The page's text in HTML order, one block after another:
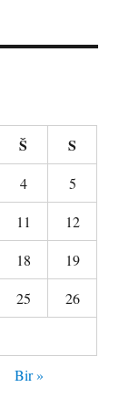
Š S
4
5
11
12
18
19
25
26
Bir »